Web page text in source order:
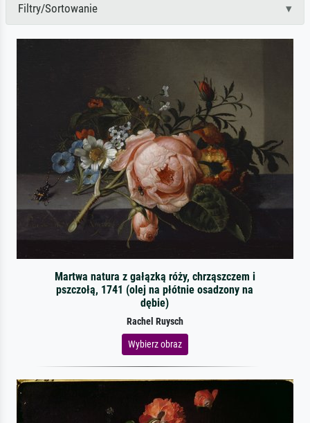
Filtry/Sortowanie
Martwa natura z gałązką róży, chrząszczem i
pszczołą, 1741 (olej na płótnie osadzony na
dębie)
Rachel Ruysch
Wybierz obraz